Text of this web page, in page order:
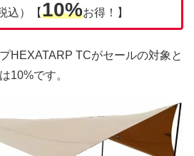
込）【10%お得！】
HEXATARP TCがセールの対象と
10%です。